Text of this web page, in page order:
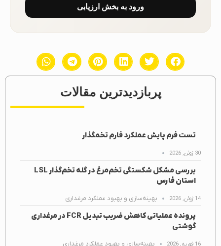
ورود به بخش ارزیابی
پربازدیدترین مقالات
تست فرم پایش عملکرد فارم تخمگذار
30 ژوئن, 2026
بررسی مشکل شکستگی تخم‌مرغ در گله تخم‌گذار LSL
استان فارس
14 ژوئن, 2026 بهینه‌سازی و بهبود عملکرد مرغداری
پرونده عملیاتی کاهش ضریب تبدیل FCR در مرغداری
گوشتی
16 فوریه, 2026 بهینه‌سازی و بهبود عملکرد مرغداری